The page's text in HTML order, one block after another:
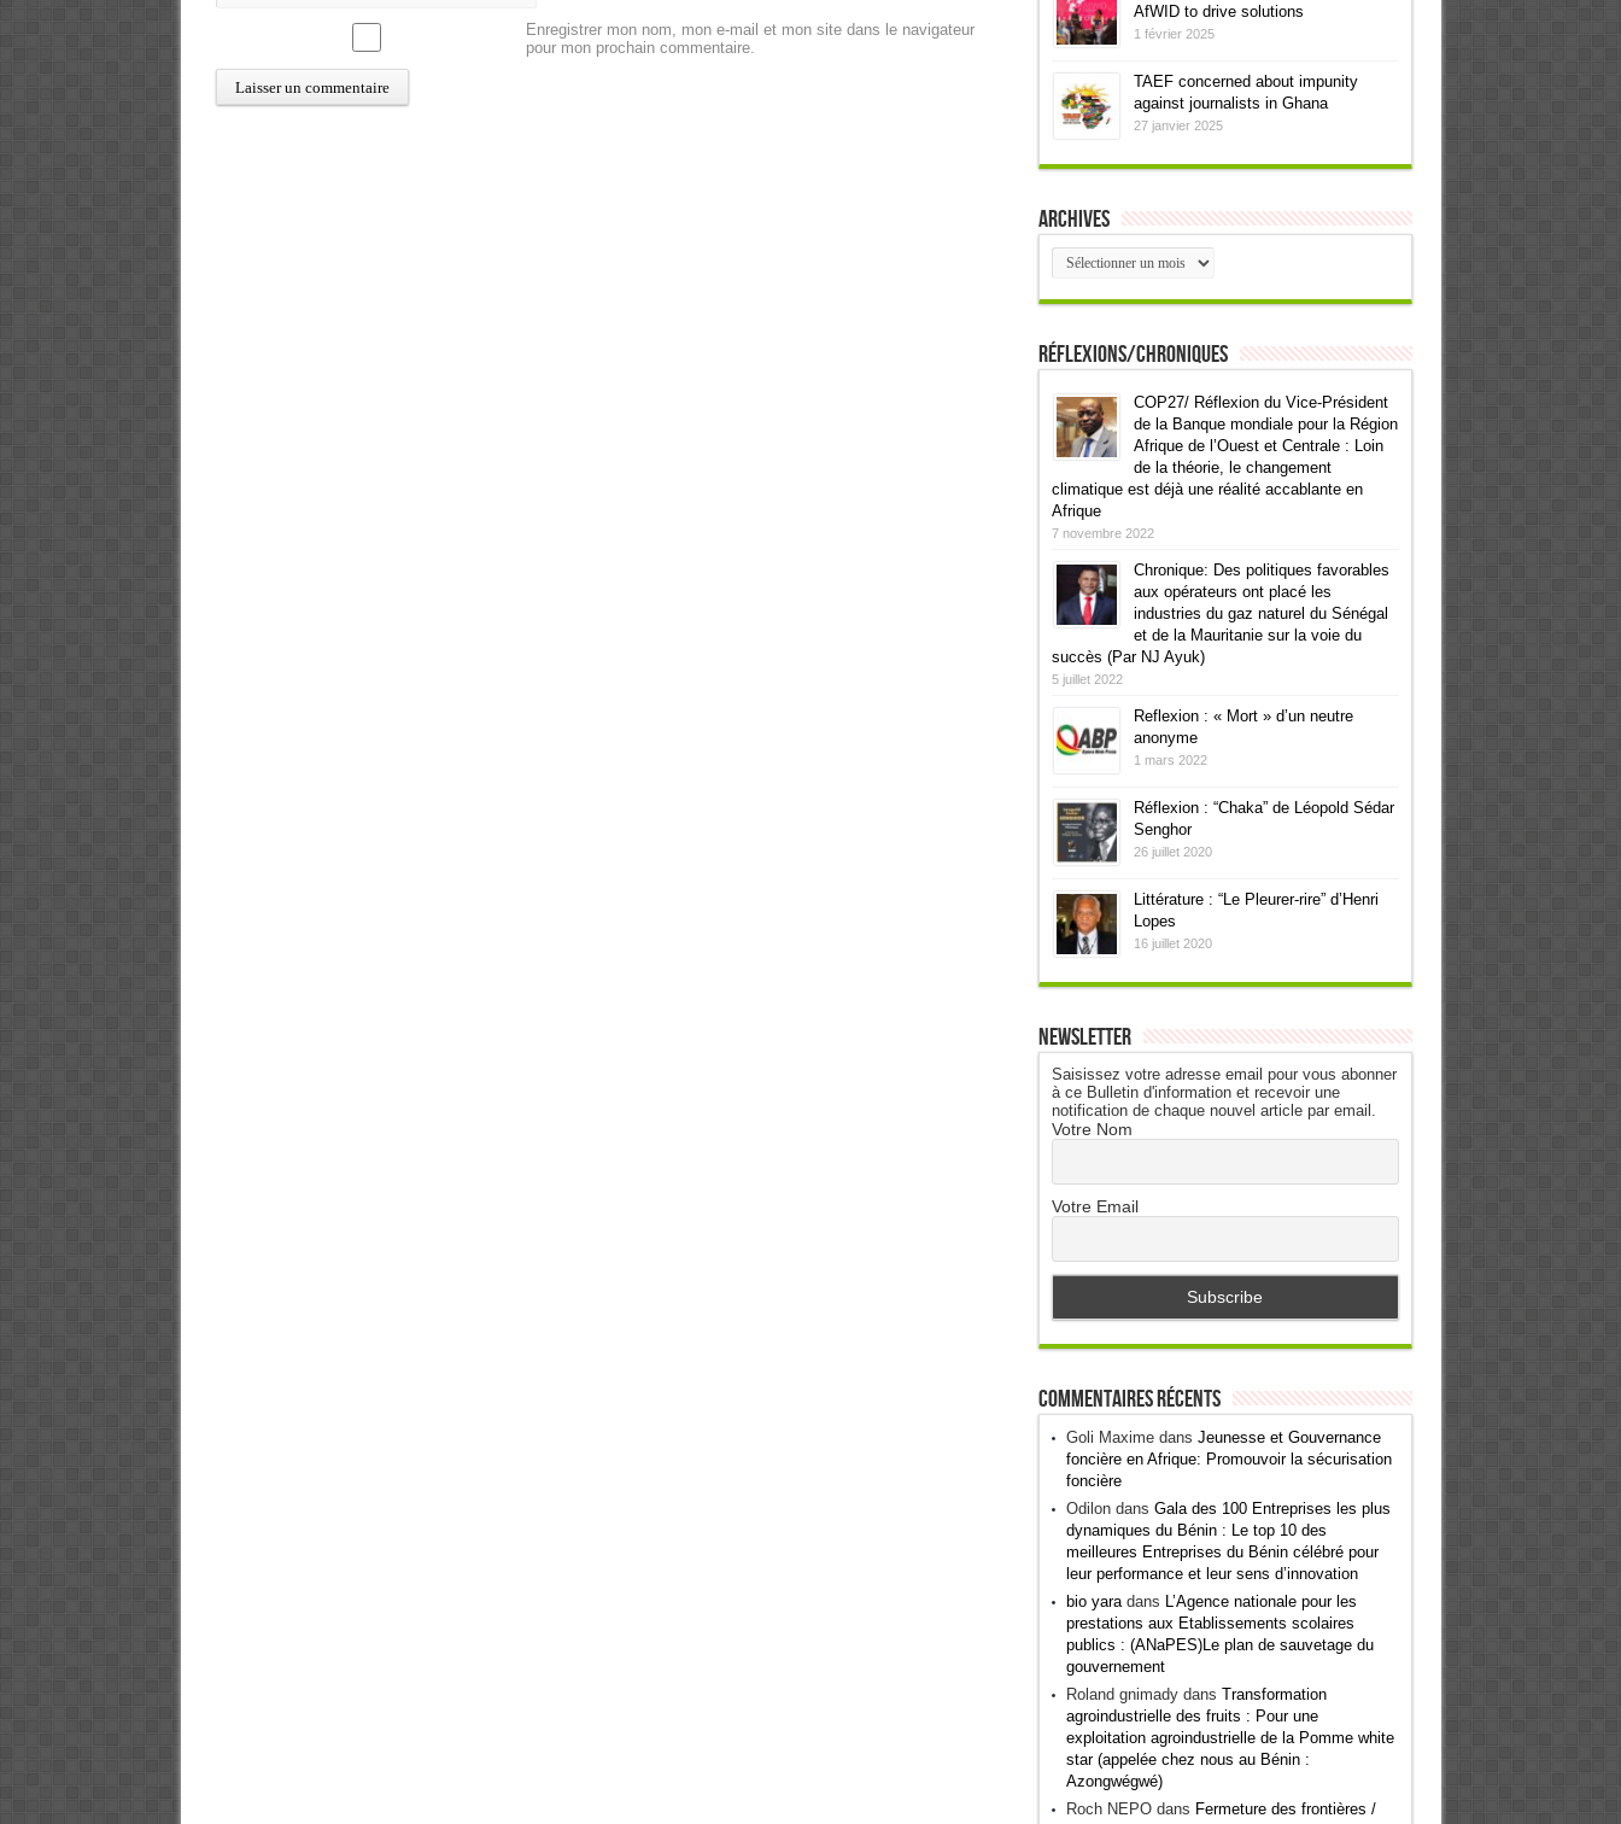
Enregistrer mon nom, mon e-mail et mon site dans le navigateur
pour mon prochain commentaire.
AfWID to drive solutions
1 février 2025
TAEF concerned about impunity
against journalists in Ghana
27 janvier 2025
Archives
Archives
Réflexions/Chroniques
COP27/ Réflexion du Vice-Président
de la Banque mondiale pour la Région
Afrique de l’Ouest et Centrale : Loin
de la théorie, le changement
climatique est déjà une réalité accablante en
Afrique
7 novembre 2022
Chronique: Des politiques favorables
aux opérateurs ont placé les
industries du gaz naturel du Sénégal
et de la Mauritanie sur la voie du
succès (Par NJ Ayuk)
5 juillet 2022
Reflexion : « Mort » d’un neutre
anonyme
1 mars 2022
Réflexion : “Chaka” de Léopold Sédar
Senghor
26 juillet 2020
Littérature : “Le Pleurer-rire” d’Henri
Lopes
16 juillet 2020
Newsletter
Saisissez votre adresse email pour vous abonner
à ce Bulletin d'information et recevoir une
notification de chaque nouvel article par email.
Votre Nom
Votre Email
Commentaires récents
Goli Maximedans Jeunesse et Gouvernance
foncière en Afrique: Promouvoir la sécurisation
foncière
Odilondans Gala des 100 Entreprises les plus
dynamiques du Bénin : Le top 10 des
meilleures Entreprises du Bénin célébré pour
leur performance et leur sens d’innovation
bio yaradans L’Agence nationale pour les
prestations aux Etablissements scolaires
publics : (ANaPES)Le plan de sauvetage du
gouvernement
Roland gnimadydans Transformation
agroindustrielle des fruits : Pour une
exploitation agroindustrielle de la Pomme white
star (appelée chez nous au Bénin :
Azongwégwé)
Roch NEPOdans Fermeture des frontières /